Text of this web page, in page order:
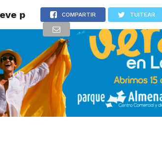
personas atrapadas
COMPARTIR TUITEAR